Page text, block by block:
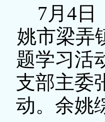
7月4日
姚市梁弄
题学习活
支部主委
动。余姚